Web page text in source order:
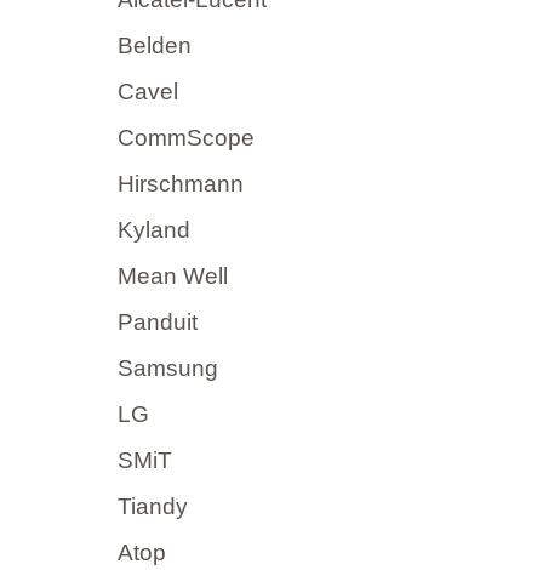
Belden
Cavel
CommScope
Hirschmann
Kyland
Mean Well
Panduit
Samsung
LG
SMiT
Tiandy
Atop